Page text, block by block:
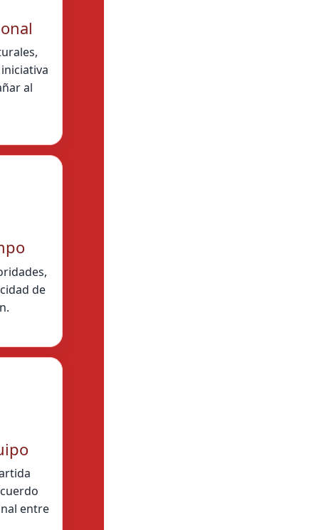
al
de
entre